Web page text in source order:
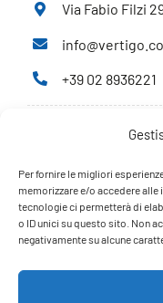
Per fornire le migliori
memorizzare e/o accedere
tecnologie ci permetterà di
o ID unici su questo sito. Non
negativamente su alcune
Via Fabio Filzi
+39 02 8936221
Privacy Policy
Cookie Policy
PARTNERS